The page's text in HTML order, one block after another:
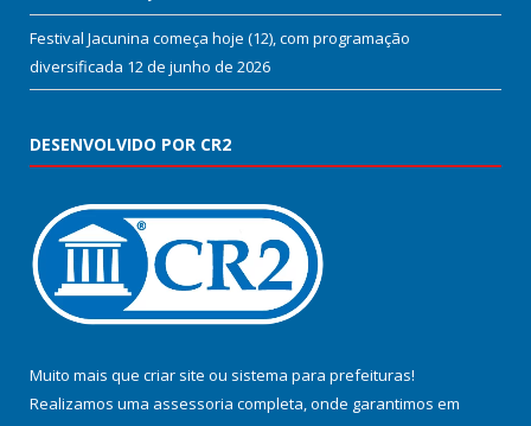
Festival Jacunina começa hoje (12), com programação
diversificada 12 de junho de 2026
DESENVOLVIDO POR CR2
Muito mais que criar site ou sistema para prefeituras!
Realizamos uma assessoria completa, onde garantimos em